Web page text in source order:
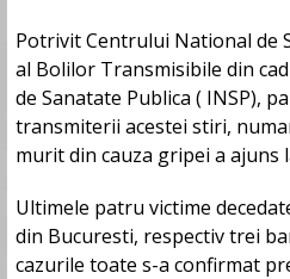
Potrivit Centrului National de
al Bolilor Transmisibile din
de Sanatate Publica ( INSP),
transmiterii acestei stiri,
murit din cauza gripei a ajuns
Ultimele patru victime
din Bucuresti, respectiv trei
cazurile toate s-a confirmat